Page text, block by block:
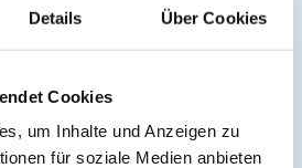
Details Über Cookies
Cookies
um Inhalte und Anzeigen zu
für soziale Medien anbieten